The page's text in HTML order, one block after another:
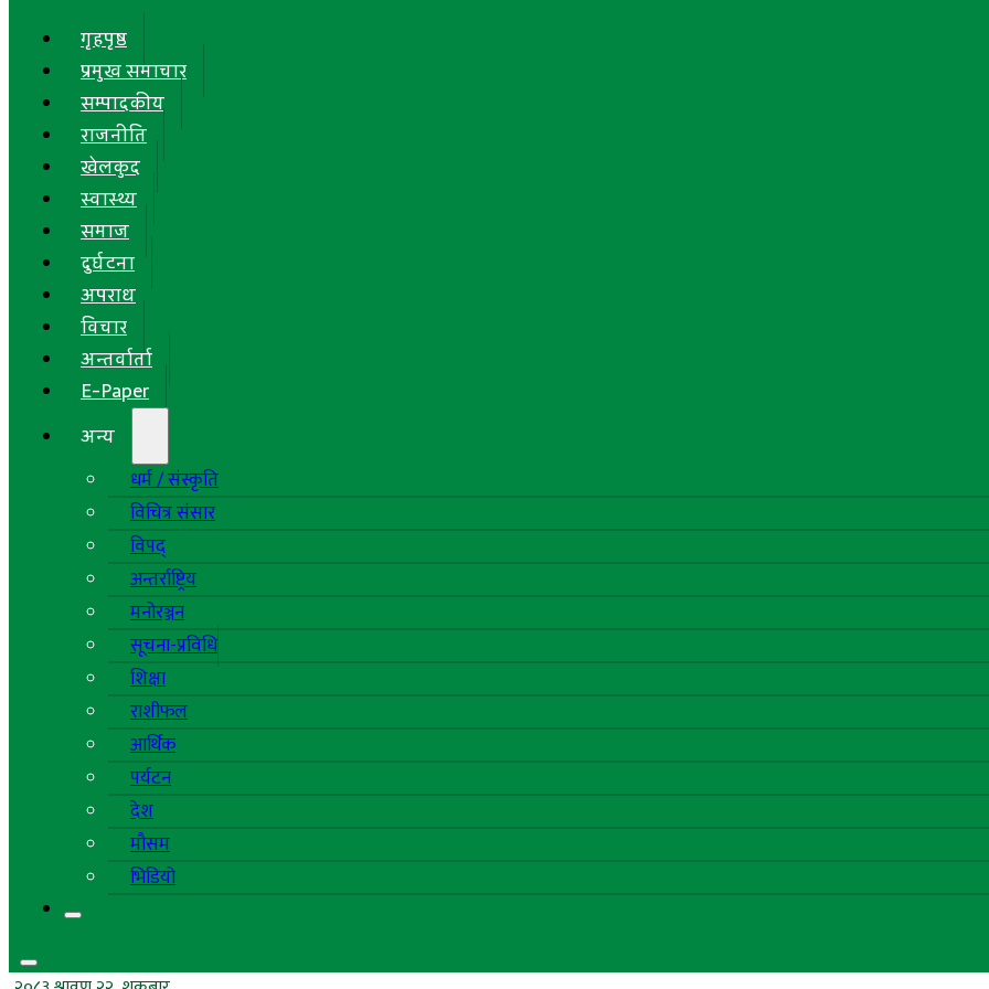
गृहपृष्ठ
प्रमुख समाचार
सम्पादकीय
राजनीति
खेलकुद
स्वास्थ्य
समाज
दुर्घटना
अपराध
विचार
अन्तर्वार्ता
E-Paper
अन्य
धर्म / संस्कृति
विचित्र संसार
विपद्
अन्तर्राष्ट्रिय
मनोरञ्जन
सूचना-प्रविधि
शिक्षा
राशीफल
आर्थिक
पर्यटन
देश
मौसम
भिडियो